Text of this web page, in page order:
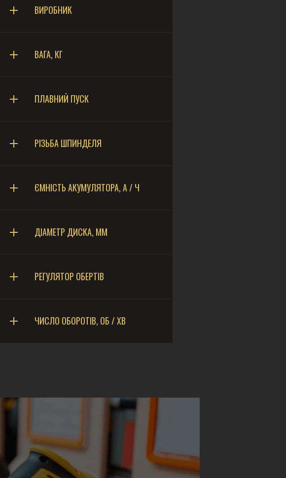
ВИРОБНИК
ВАГА, КГ
ПЛАВНИЙ ПУСК
РІЗЬБА ШПИНДЕЛЯ
ЄМНІСТЬ АКУМУЛЯТОРА, А / Ч
ДІАМЕТР ДИСКА, ММ
РЕГУЛЯТОР ОБЕРТІВ
ЧИСЛО ОБОРОТІВ, ОБ / ХВ